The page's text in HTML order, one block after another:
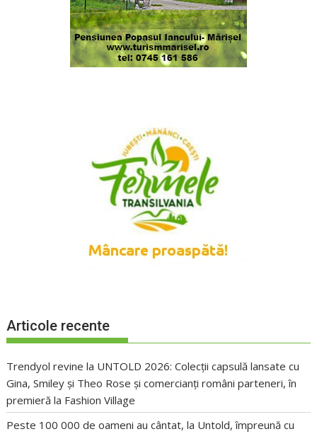
Articole recente
Trendyol revine la UNTOLD 2026: Colecții capsulă lansate cu
Gina, Smiley și Theo Rose și comercianți români parteneri, în
premieră la Fashion Village
Peste 100 000 de oameni au cântat, la Untold, împreună cu